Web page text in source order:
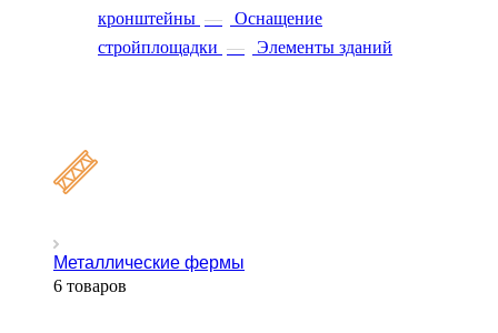
кронштейны —
Оснащение
стройплощадки — Элементы зданий
Металлические фермы
6 товаров